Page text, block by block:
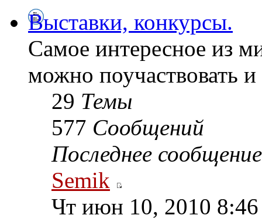
Выставки, конкурсы.
Самое интересное из
можно поучаствовать
29 Темы
577 Сообщений
Последнее сообщение
Semik
Чт июн 10, 2010